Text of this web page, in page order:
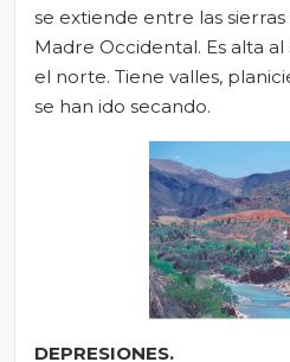
se extiende entre las
Madre Occidental. Es alta
el norte. Tiene valles,
se han ido secando.
DEPRESIONES.